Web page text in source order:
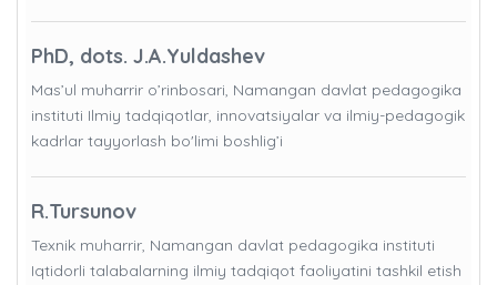
PhD, dots. J.A.Yuldashev
Mas’ul muharrir o’rinbosari, Namangan davlat pedagogika
instituti Ilmiy tadqiqotlar, innovatsiyalar va ilmiy-pedagogik
kadrlar tayyorlash bo'limi boshlig’i
R.Tursunov
Texnik muharrir, Namangan davlat pedagogika instituti
Iqtidorli talabalarning ilmiy tadqiqot faoliyatini tashkil etish